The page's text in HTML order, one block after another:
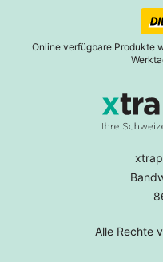
Alle Rechte
Online verfügbare Produkte